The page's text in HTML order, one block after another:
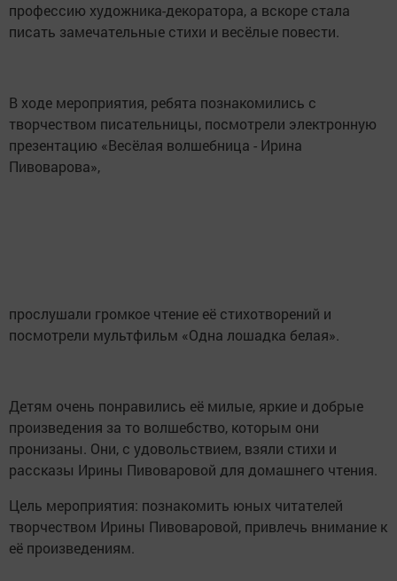
профессию художника-декоратора, а вскоре стала
писать замечательные стихи и весёлые повести.
В ходе мероприятия, ребята познакомились с
творчеством писательницы, посмотрели электронную
презентацию «Весёлая волшебница - Ирина
Пивоварова»,
прослушали громкое чтение её стихотворений и
посмотрели мультфильм «Одна лошадка белая».
Детям очень понравились её милые, яркие и добрые
произведения за то волшебство, которым они
пронизаны. Они, с удовольствием, взяли стихи и
рассказы Ирины Пивоваровой для домашнего чтения.
Цель мероприятия: познакомить юных читателей
творчеством Ирины Пивоваровой, привлечь внимание к
её произведениям.